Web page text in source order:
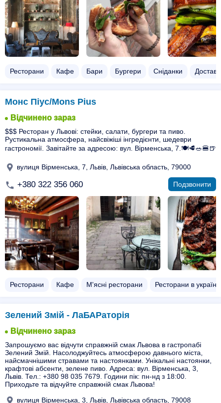
Ресторани Кафе Бари Бургери Сніданки
Монс Піус/Mons Pius
Відчинено зараз
$$$ Ресторан у Львові: стейки, салати, бургери та пиво.
Рустикальна атмосфера, найсвіжіші інгредієнти, шедеври
гастрономії. Завітайте за адресою: вул. Вірменська, 7.🍽️🥩🥗🍔🍺
вулиця Вірменська, 7, Львів, Львівська область, 79000
+380 322 356 060 Подзвонити
Ресторани Кафе М'ясні ресторани Ресторани в
Зелений Змій - ЛаБАРаторія
Відчинено зараз
Запрошуємо вас відчути справжній смак Львова в гастропабі
Зелений Змій. Насолоджуйтесь атмосферою давнього міста,
найсмачнішими стравами та настоянками. Унікальні настоянки,
крафтові абсенти, зелене пиво. Адреса: вул. Вірменська, 3,
Львів. Тел.: +380 98 035 7679. Години пік: пн-нд з 18:00.
Приходьте та відчуйте справжній смак Львова!
вулиця Вірменська, 3, Львів, Львівська область, 79008